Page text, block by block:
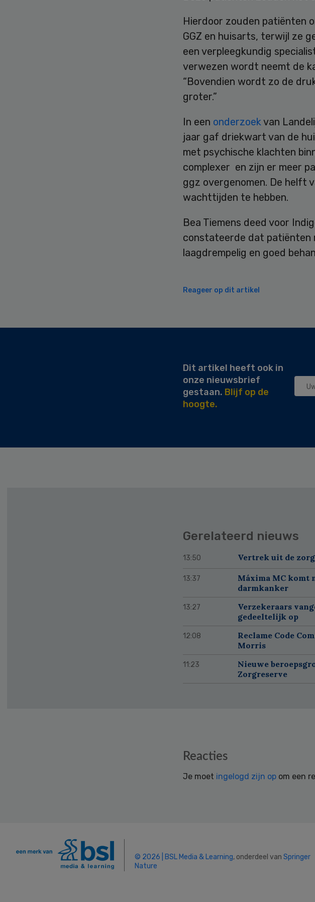
Hierdoor zouden patiënten
GGZ en huisarts, terwijl ze
een verpleegkundig
verwezen wordt neemt de
“Bovendien wordt zo de
groter.”
In een onderzoekvan
jaar gaf driekwart van de
met psychische klachten
complexer en zijn er meer
ggz overgenomen. De helft
wachttijden te hebben.
Bea Tiemens deed voor
constateerde dat patiënten
laagdrempelig en goed
Reageer op dit artikel
Dit artikel heeft ook in
onze nieuwsbrief
gestaan. Blijf op de
hoogte.
Gerelateerd nieuws
13:50 Vertrek uit de
13:37
Máxima MC komt
darmkanker
13:27
Verzekeraars
gedeeltelijk op
12:08
Reclame Code
Morris
11:23
Nieuwe
Zorgreserve
Reacties
Je moet ingelogd zijn op om een
© 2026 | BSL Media & Learning, onderdeel van Springer
Nature